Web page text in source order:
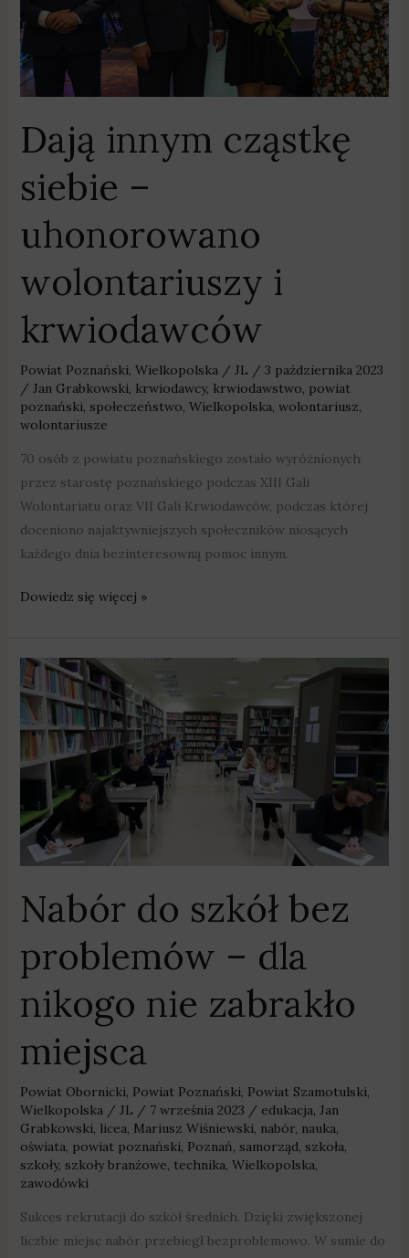
Dają innym cząstkę
siebie –
uhonorowano
wolontariuszy i
krwiodawców
Powiat Poznański, Wielkopolska/ JL / 3 października 2023
/ Jan Grabkowski, krwiodawcy, krwiodawstwo, powiat
poznański, społeczeństwo, Wielkopolska, wolontariusz,
wolontariusze
70 osób z powiatu poznańskiego zostało wyróżnionych
przez starostę poznańskiego podczas XIII Gali
Wolontariatu oraz VII Gali Krwiodawców, podczas której
doceniono najaktywniejszych społeczników niosących
każdego dnia bezinteresowną pomoc innym.
wolontariuszy
i
krwiodawców
Dowiedz się więcej »
Nabór do szkół bez
problemów – dla
nikogo nie zabrakło
miejsca
Powiat Obornicki, Powiat Poznański, Powiat Szamotulski,
Wielkopolska/ JL / 7 września 2023 / edukacja, Jan
Grabkowski, licea, Mariusz Wiśniewski, nabór, nauka,
oświata, powiat poznański, Poznań, samorząd, szkoła,
szkoły, szkoły branżowe, technika, Wielkopolska,
zawodówki
Sukces rekrutacji do szkół średnich. Dzięki zwiększonej
liczbie miejsc nabór przebiegł bezproblemowo. W sumie do
Nabór
do
szkół
bez
problemów
dla
nikogo
nie
miejsca